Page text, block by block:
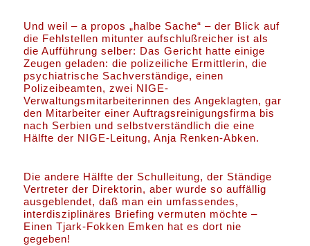
Und weil – a propos „halbe Sache“ – der Blick auf
die Fehlstellen mitunter aufschlußreicher ist als
die Aufführung selber: Das Gericht hatte einige
Zeugen geladen: die polizeiliche Ermittlerin, die
psychiatrische Sachverständige, einen
Polizeibeamten, zwei NIGE-
Verwaltungsmitarbeiterinnen des Angeklagten, gar
den Mitarbeiter einer Auftragsreinigungsfirma bis
nach Serbien und selbstverständlich die eine
Hälfte der NIGE-Leitung, Anja Renken-Abken.
Die andere Hälfte der Schulleitung, der Ständige
Vertreter der Direktorin, aber wurde so auffällig
ausgeblendet, daß man ein umfassendes,
interdisziplinäres Briefing vermuten möchte –
Einen Tjark-Fokken Emken hat es dort nie
gegeben!